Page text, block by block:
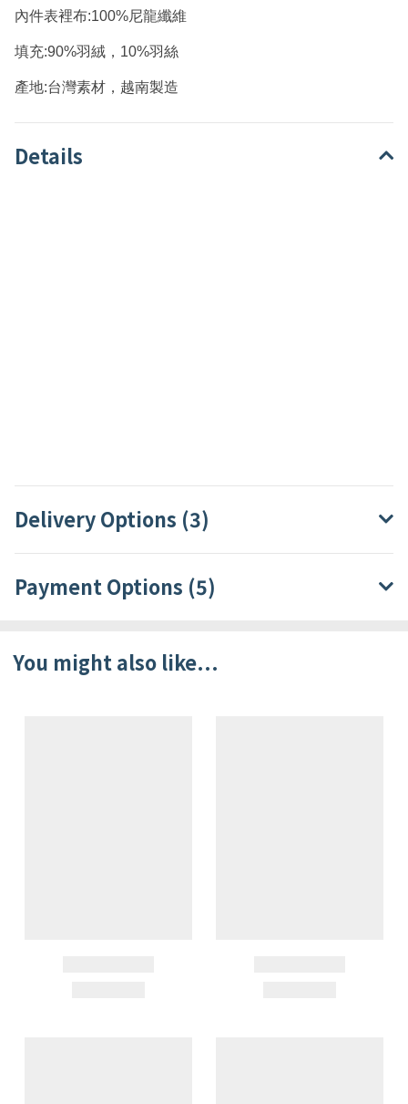
內件表裡布:100%尼龍纖維
填充:90%羽絨，10%羽絲
產地:台灣素材，越南製造
Details
Delivery Options (3)
Payment Options (5)
You might also like...